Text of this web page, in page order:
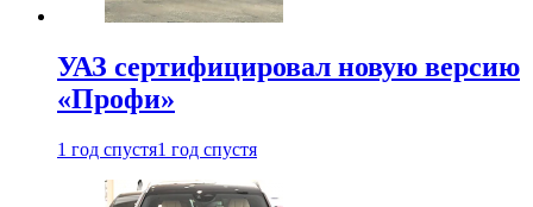
УАЗ сертифицировал новую версию
«Профи»
1 год спустя1 год спустя